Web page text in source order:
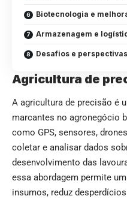
Biotecnologia e
Armazenagem e
Desafios e
Agricultura de
A agricultura de precisão é
marcantes no agronegócio
como GPS, sensores,
coletar e analisar dados
desenvolvimento das
essa abordagem permite
insumos, reduz